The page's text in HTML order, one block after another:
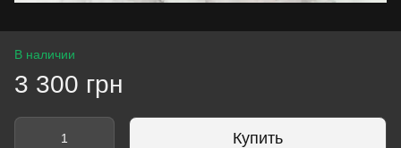
В наличии
3 300 грн
Купить